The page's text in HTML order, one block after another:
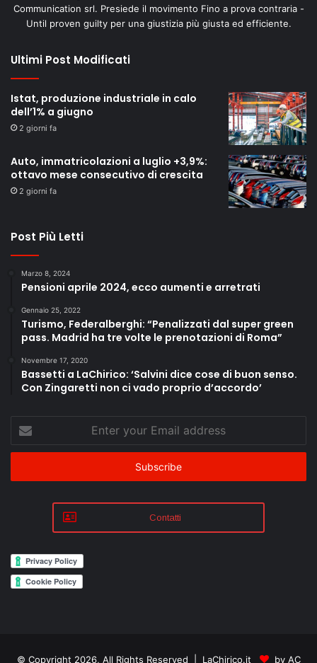
Communication srl. Presiede il movimento Fino a prova contraria -
Until proven guilty per una giustizia più giusta ed efficiente.
Ultimi Post Modificati
Istat, produzione industriale in calo
dell’1% a giugno
2 giorni fa
Auto, immatricolazioni a luglio +3,9%:
ottavo mese consecutivo di crescita
2 giorni fa
Post Più Letti
Marzo 8, 2024
Pensioni aprile 2024, ecco aumenti e arretrati
Gennaio 25, 2022
Turismo, Federalberghi: “Penalizzati dal super green
pass. Madrid ha tre volte le prenotazioni di Roma”
Novembre 17, 2020
Bassetti a LaChirico: ‘Salvini dice cose di buon senso.
Con Zingaretti non ci vado proprio d’accordo’
your
Email
Contatti
© Copyright 2026, All Rights Reserved | LaChirico.it by AC